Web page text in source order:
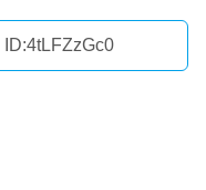
ID:4tLFZzGc0